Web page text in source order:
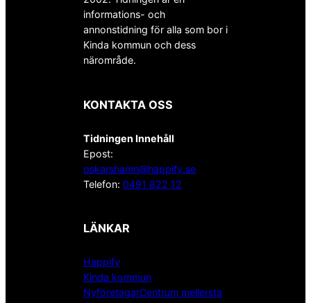
informations- och
annonstidning för alla som bor i
Kinda kommun och dess
närområde.
KONTAKTA OSS
Tidningen Innehåll
Epost:
oskarshamn@happify.se
Telefon: 0491 822 12
LÄNKAR
Happify
Kinda kommun
NyföretagarCentrum mellersta